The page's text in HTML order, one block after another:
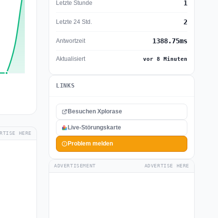
HERE
Letzte Stunde 1
Letzte 24 Std. 2
Antwortzeit 1388.75ms
Aktualisiert vor 8 Minuten
LINKS
Besuchen Xplorase
Live-Störungskarte
Problem melden
ADVERTISEMENT ADVERTISE HERE